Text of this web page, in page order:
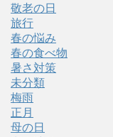
敬老の日
旅行
春の悩み
春の食べ物
暑さ対策
未分類
梅雨
正月
母の日